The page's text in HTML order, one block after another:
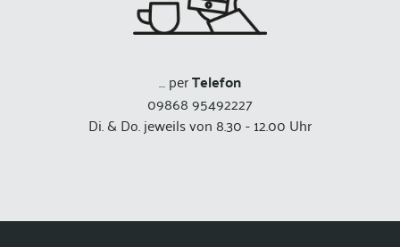
… perTelefon
09868 95492227
Di. & Do. jeweils von 8.30 - 12.00 Uhr